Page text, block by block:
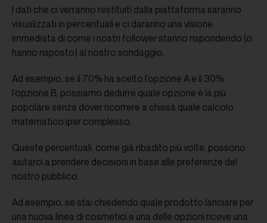
I dati che ci verranno restituiti dalla piattaforma saranno
visualizzati in percentuali e ci daranno una visione
immediata di come i nostri follower stanno rispondendo (o
hanno risposto) al nostro sondaggio.
Ad esempio, se il 70% ha scelto l’opzione A e il 30%
l’opzione B, possiamo dedurre quale opzione è la più
popolare senza dover ricorrere a chissà quale calcolo
matematico iper complesso.
Queste percentuali, come già ribadito più volte, possono
aiutarci a prendere decisioni in base alle preferenze del
nostro pubblico.
Ad esempio, se stai chiedendo quale prodotto lanciare per
una nuova linea di cosmetici e una delle opzioni riceve una